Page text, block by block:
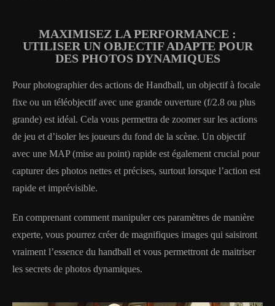
MAXIMISEZ LA PERFORMANCE :
UTILISER UN OBJECTIF ADAPTE POUR
DES PHOTOS DYNAMIQUES
Pour photographier des actions de Handball, un objectif à focale
fixe ou un téléobjectif avec une grande ouverture (f/2.8 ou plus
grande) est idéal. Cela vous permettra de zoomer sur les actions
de jeu et d’isoler les joueurs du fond de la scène. Un objectif
avec une MAP (mise au point) rapide est également crucial pour
capturer des photos nettes et précises, surtout lorsque l’action est
rapide et imprévisible.
En comprenant comment manipuler ces paramètres de manière
experte, vous pourrez créer de magnifiques images qui saisiront
vraiment l’essence du handball et vous permettront de maitriser
les secrets de photos dynamiques.